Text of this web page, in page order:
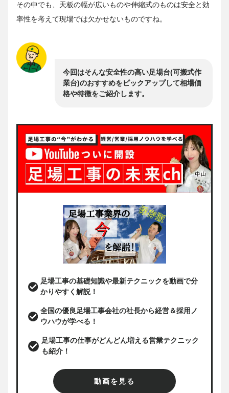
その中でも、天板の幅が広いものや伸縮式のものは安全と効
率性を考えて現場では欠かせないものですね。
今回はそんな安全性の高い足場台(可搬式作
業台)のおすすめをピックアップして相場価
格や特徴をご紹介します。
足場工事の基礎知識や最新テクニックを動画で分
かりやすく解説！
全国の優良足場工事会社の社長から経営＆採用ノ
ウハウが学べる！
足場工事の仕事がどんどん増える営業テクニック
も紹介！
動画を見る